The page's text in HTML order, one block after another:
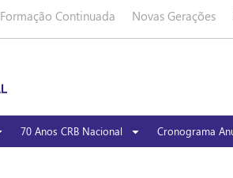
Formação Continuada Novas Gerações
70 Anos CRB Nacional Cronograma